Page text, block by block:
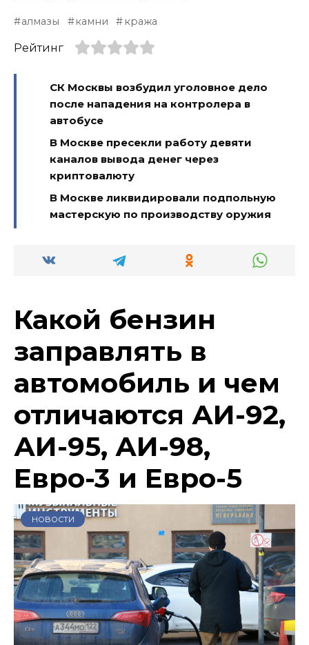
алмазы камни кража
Рейтинг
СК Москвы возбудил уголовное дело
после нападения на контролера в
автобусе
В Москве пресекли работу девяти
каналов вывода денег через
криптовалюту
В Москве ликвидировали подпольную
мастерскую по производству оружия
Какой бензин
заправлять в
автомобиль и чем
отличаются АИ-92,
АИ-95, АИ-98,
Евро-3 и Евро-5
НОВОСТИ